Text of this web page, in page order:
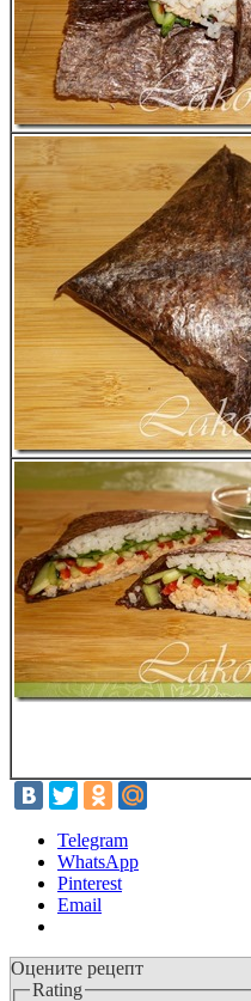
Telegram
WhatsApp
Pinterest
Email
Оцените рецепт
Rating